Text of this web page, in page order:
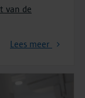
van de
Lees meer